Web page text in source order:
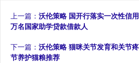
上一篇： 沃伦策略 国开行落实一次性信
万名国家助学贷款借款人
下一篇： 沃伦策略 猫咪关节发育和关节
节养护猫粮推荐